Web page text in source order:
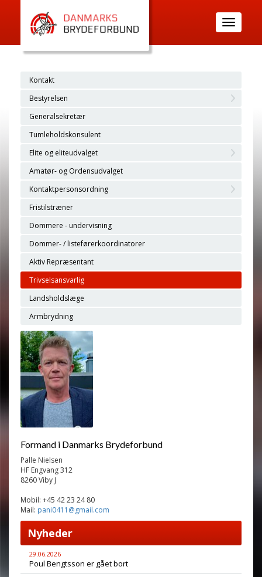
Toggle
navigation
Kontakt
Bestyrelsen
Generalsekretær
Tumleholdskonsulent
Elite og eliteudvalget
Amatør- og Ordensudvalget
Kontaktpersonsordning
Fristilstræner
Dommere - undervisning
Dommer- / listeførerkoordinatorer
Aktiv Repræsentant
Trivselsansvarlig
Landsholdslæge
Armbrydning
Formand i Danmarks Brydeforbund
Palle Nielsen
HF Engvang 312
8260 Viby J
Mobil: +45 42 23 24 80
Mail: pani0411@gmail.com
Nyheder
29.06.2026
Poul Bengtsson er gået bort